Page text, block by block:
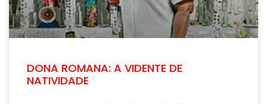
DONA ROMANA: A VIDENTE DE
NATIVIDADE